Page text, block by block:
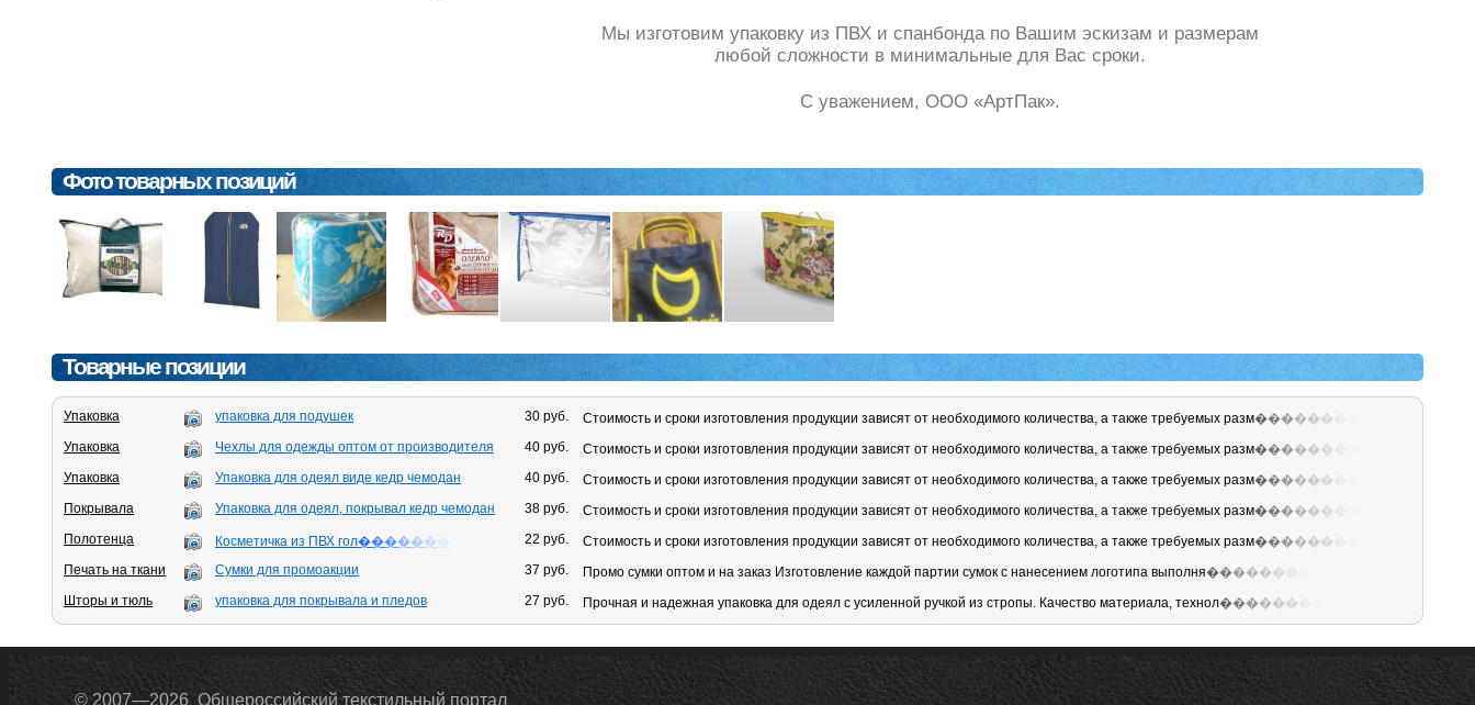
Мы изготовим упаковку из ПВХ и спанбонда по Вашим эскизам и размерам
любой сложности в минимальные для Вас сроки.
С уважением, ООО «АртПак».
Фото товарных позиций
Товарные позиции
Упаковка упаковка для подушек 30 руб. Стоимость и сроки изготовления продукции зависят от необходимого количества, а также требуемых разм������
Упаковка
Чехлы для одежды оптом от производителя 40 руб. Стоимость и сроки изготовления продукции зависят от необходимого количества, а также требуемых разм������
Упаковка
Упаковка для одеял виде кедр чемодан 40 руб. Стоимость и сроки изготовления продукции зависят от необходимого количества, а также требуемых разм������
Покрывала
Упаковка для одеял, покрывал кедр чемодан 38 руб. Стоимость и сроки изготовления продукции зависят от необходимого количества, а также требуемых разм������
Полотенца
Косметичка из ПВХ гол������ 22 руб. Стоимость и сроки изготовления продукции зависят от необходимого количества, а также требуемых разм������
Печать на ткани
Сумки для промоакции 37 руб. Промо сумки оптом и на заказ Изготовление каждой партии сумок с нанесением логотипа выполня������
Шторы и тюль
упаковка для покрывала и пледов 27 руб. Прочная и надежная упаковка для одеял с усиленной ручкой из стропы. Качество материала, технол������
© 2007—2026 Общероссийский текстильный портал